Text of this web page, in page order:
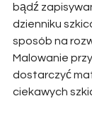
bądź
dzienniku
sposób na
Malowanie
dostarczyć
ciekawych